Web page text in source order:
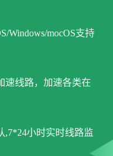
Windows/mocOS支持
速线路，加速各类在
,7*24小时实时线路监